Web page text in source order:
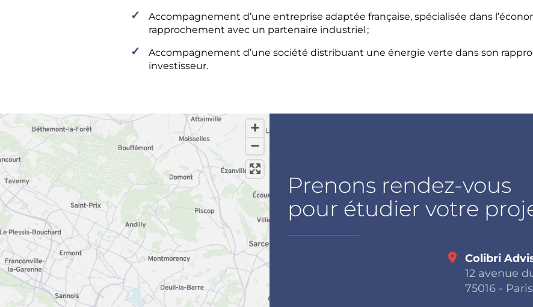
Accompagnement d’une entreprise adaptée française, spécialisée dans
rapprochement avec un partenaire industriel ;
Accompagnement d’une société distribuant une énergie verte dans son
investisseur.
Prenons rendez-vous
pour étudier votre
Colibri
12 avenue
75016 - Paris